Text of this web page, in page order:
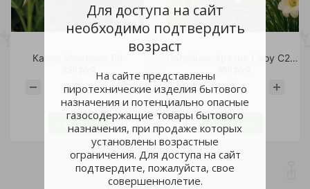
Для доступа на сайт
необходимо подтвердить
возраст
На сайте представлены
пиротехнические изделия бытового
назначения и потенциально опасные
газосодержащие товары бытового
назначения, при продаже которых
установлены возрастные
ограничения. Для доступа на сайт
подтвердите, пожалуйста, свое
совершеннолетие.
Калла Меморис Р9
шт
В корзину
Лилейник Арктик Сноу С2-3
шт
В корзину